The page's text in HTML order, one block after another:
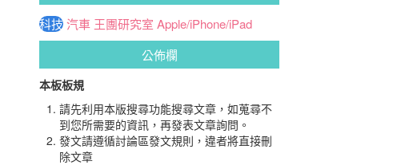
科技汽車 王團研究室 Apple/iPhone/iPad
公佈欄
本板板規
請先利用本版搜尋功能搜尋文章，如蒐尋不
到您所需要的資訊，再發表文章詢問。
發文請遵循討論區發文規則，違者將直接刪
除文章